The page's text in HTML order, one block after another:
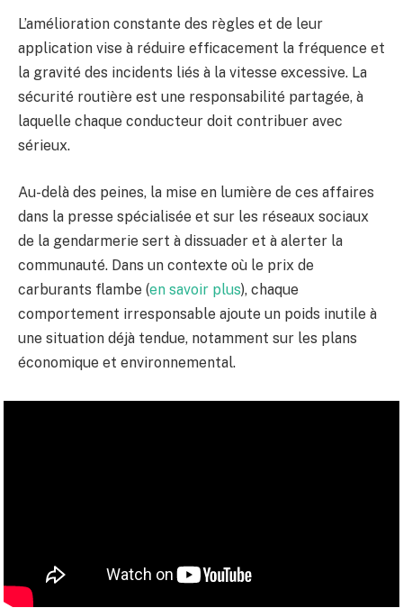
L’amélioration constante des règles et de leur
application vise à réduire efficacement la fréquence et
la gravité des incidents liés à la vitesse excessive. La
sécurité routière est une responsabilité partagée, à
laquelle chaque conducteur doit contribuer avec
sérieux.
Au-delà des peines, la mise en lumière de ces affaires
dans la presse spécialisée et sur les réseaux sociaux
de la gendarmerie sert à dissuader et à alerter la
communauté. Dans un contexte où le prix de
carburants flambe (en savoir plus), chaque
comportement irresponsable ajoute un poids inutile à
une situation déjà tendue, notamment sur les plans
économique et environnemental.